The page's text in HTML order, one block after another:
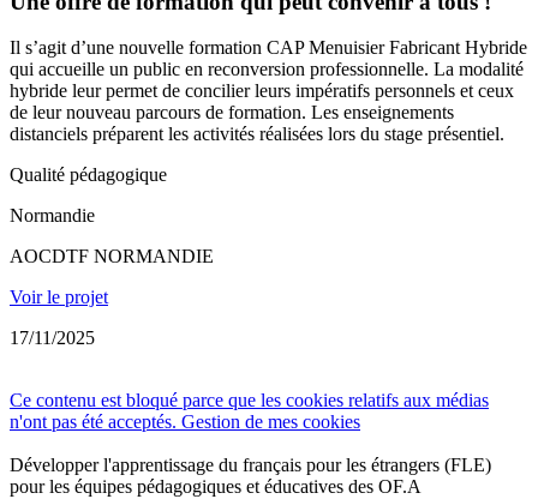
Il s’agit d’une nouvelle formation CAP Menuisier Fabricant Hybride
qui accueille un public en reconversion professionnelle. La modalité
hybride leur permet de concilier leurs impératifs personnels et ceux
de leur nouveau parcours de formation. Les enseignements
distanciels préparent les activités réalisées lors du stage présentiel.
Qualité pédagogique
Normandie
AOCDTF NORMANDIE
Voir le projet
17/11/2025
Ce contenu est bloqué parce que les cookies relatifs aux médias
n'ont pas été acceptés. Gestion de mes cookies
Développer l'apprentissage du français pour les étrangers (FLE)
pour les équipes pédagogiques et éducatives des OF.A